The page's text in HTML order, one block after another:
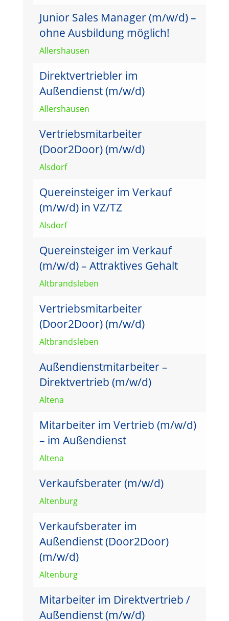
Junior Sales Manager (m/w/d) –
ohne Ausbildung möglich!
Allershausen
Direktvertriebler im
Außendienst (m/w/d)
Allershausen
Vertriebsmitarbeiter
(Door2Door) (m/w/d)
Alsdorf
Quereinsteiger im Verkauf
(m/w/d) in VZ/TZ
Alsdorf
Quereinsteiger im Verkauf
(m/w/d) – Attraktives Gehalt
Altbrandsleben
Vertriebsmitarbeiter
(Door2Door) (m/w/d)
Altbrandsleben
Außendienstmitarbeiter –
Direktvertrieb (m/w/d)
Altena
Mitarbeiter im Vertrieb (m/w/d)
– im Außendienst
Altena
Verkaufsberater (m/w/d)
Altenburg
Verkaufsberater im
Außendienst (Door2Door)
(m/w/d)
Altenburg
Mitarbeiter im Direktvertrieb /
Außendienst (m/w/d)